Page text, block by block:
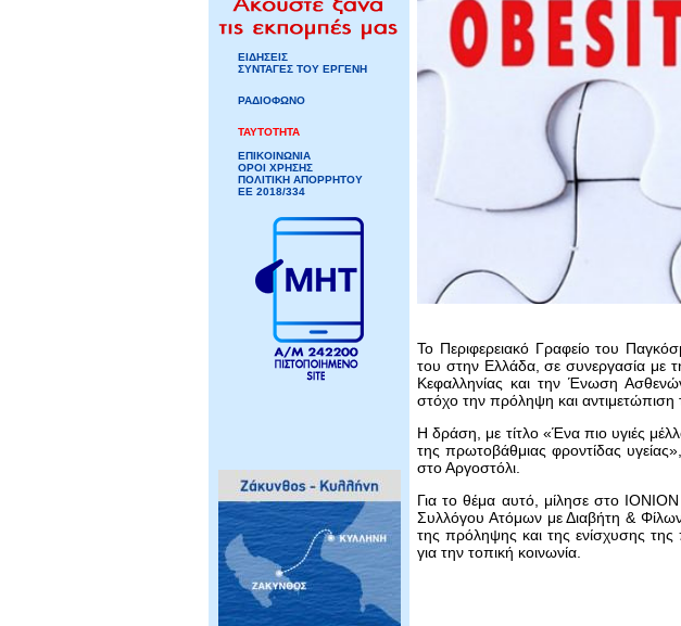
ΕΙΔΗΣΕΙΣ
ΣΥΝΤΑΓΕΣ ΤΟΥ ΕΡΓΕΝΗ
ΡΑΔΙΟΦΩΝΟ
ΤΑΥΤΟΤΗΤΑ
ΕΠΙΚΟΙΝΩΝΙΑ
ΟΡΟΙ ΧΡΗΣΗΣ
ΠΟΛΙΤΙΚΗ ΑΠΟΡΡΗΤΟΥ
ΕΕ 2018/334
Το Περιφερειακό Γραφείο του
του στην Ελλάδα, σε συνεργασία με
Κεφαλληνίας και την Ένωση
στόχο την πρόληψη και αντιμετώπιση
Η δράση, με τίτλο «Ένα πιο υγιές
της πρωτοβάθμιας φροντίδας
στο Αργοστόλι.
Για το θέμα αυτό, μίλησε στο IONION
Συλλόγου Ατόμων με Διαβήτη &
της πρόληψης και της ενίσχυσης της
για την τοπική κοινωνία.